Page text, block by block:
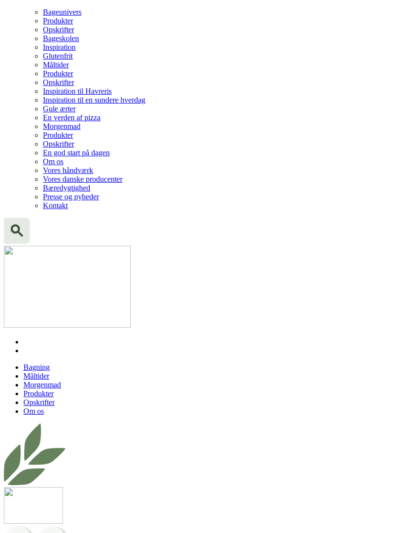
Bageunivers
Produkter
Opskrifter
Bageskolen
Inspiration
Glutenfrit
Måltider
Produkter
Opskrifter
Inspiration til Havreris
Inspiration til en sundere hverdag
Gule ærter
En verden af pizza
Morgenmad
Produkter
Opskrifter
En god start på dagen
Om os
Vores håndværk
Vores danske producenter
Bæredygtighed
Presse og nyheder
Kontakt
Bagning
Måltider
Morgenmad
Produkter
Opskrifter
Om os